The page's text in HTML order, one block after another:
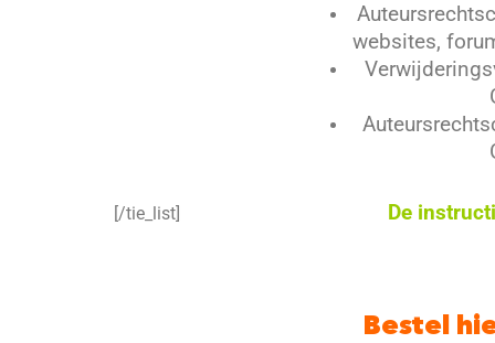
websites,
[/tie_list] De
Bestel